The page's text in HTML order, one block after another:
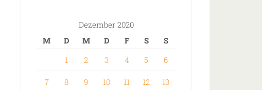
Dezember 2020
M
D M D F S
S
1
2 3 4 5 6
7 8 9 10 11 12 13